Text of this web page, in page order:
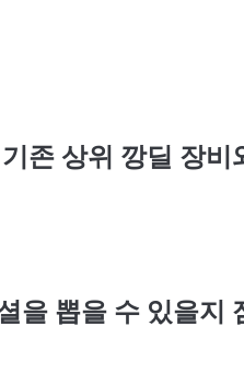
존 상위 깡딜 장비
뽑을 수 있을지